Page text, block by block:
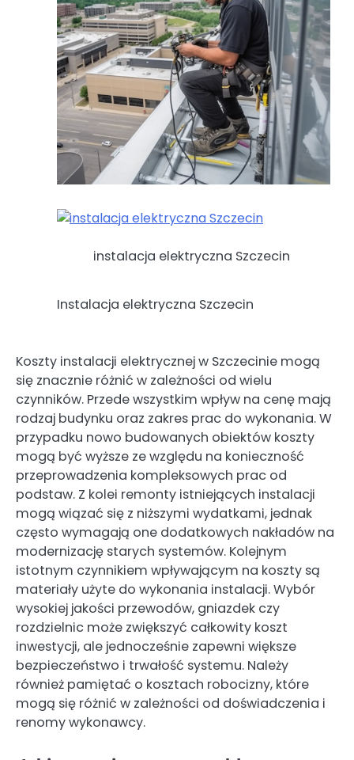
instalacja elektryczna Szczecin
Instalacja elektryczna Szczecin
Koszty instalacji elektrycznej w Szczecinie mogą
się znacznie różnić w zależności od wielu
czynników. Przede wszystkim wpływ na cenę mają
rodzaj budynku oraz zakres prac do wykonania. W
przypadku nowo budowanych obiektów koszty
mogą być wyższe ze względu na konieczność
przeprowadzenia kompleksowych prac od
podstaw. Z kolei remonty istniejących instalacji
mogą wiązać się z niższymi wydatkami, jednak
często wymagają one dodatkowych nakładów na
modernizację starych systemów. Kolejnym
istotnym czynnikiem wpływającym na koszty są
materiały użyte do wykonania instalacji. Wybór
wysokiej jakości przewodów, gniazdek czy
rozdzielnic może zwiększyć całkowity koszt
inwestycji, ale jednocześnie zapewni większe
bezpieczeństwo i trwałość systemu. Należy
również pamiętać o kosztach robocizny, które
mogą się różnić w zależności od doświadczenia i
renomy wykonawcy.